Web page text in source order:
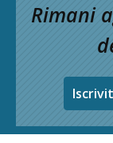
Rimani